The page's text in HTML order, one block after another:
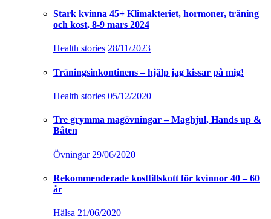
Stark kvinna 45+ Klimakteriet, hormoner, träning
och kost, 8-9 mars 2024
Health stories 28/11/2023
Träningsinkontinens – hjälp jag kissar på mig!
Health stories 05/12/2020
Tre grymma magövningar – Maghjul, Hands up &
Båten
Övningar 29/06/2020
Rekommenderade kosttillskott för kvinnor 40 – 60
år
Hälsa 21/06/2020